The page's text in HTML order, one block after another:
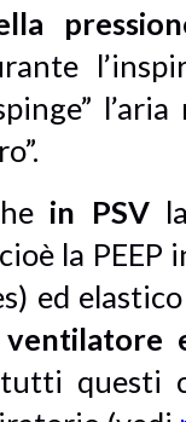
in PSV
la PEEP
ed
questi